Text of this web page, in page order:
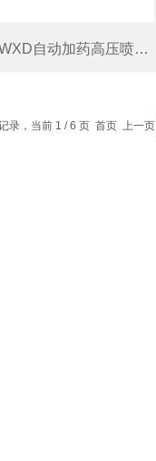
JY-PWXD自动加药高压喷雾消毒系统
录，当前 1 / 6 页 首页 上一页